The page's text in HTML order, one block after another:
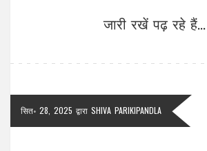
जारी रखें पढ़ रहे हैं...
सित॰ 28, 2025 द्वारा SHIVA PARIKIPANDLA